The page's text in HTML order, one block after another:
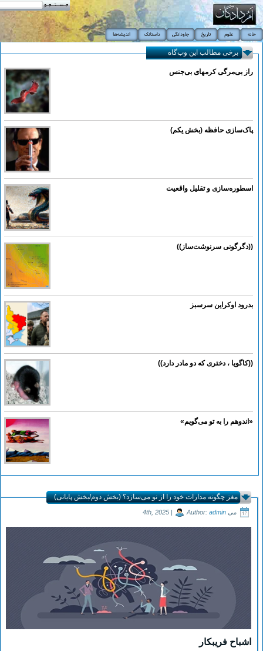
برخی مطالب این وب‌گاه
راز بی‌مرگی کرمهای بی‌جنس
پاک‌سازی حافظه (بخش یکم)
اسطوره‌سازی و تقلیل واقعیت
((دگرگونی سرنوشت‌ساز))
بدرود اوکراین سرسبز
((کاگویا ، دختری که دو مادر دارد))
«اندوهم را به تو می‌گویم»
مغز چگونه مدارات خود را از نو می‌سازد؟ (بخش دوم/بخش پایانی)
می 4th, 2025 | Author: admin
اشباح فریبکار